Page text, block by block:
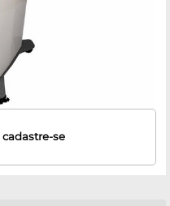
cadastre-se